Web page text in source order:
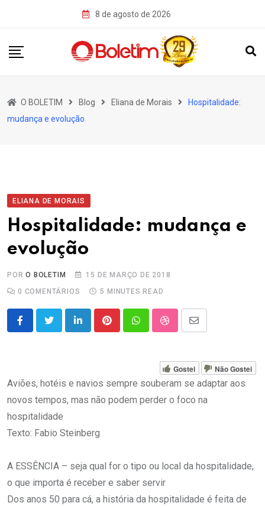
8 de agosto de 2026
O BOLETIM Blog Eliana de Morais
Hospitalidade:
mudança e evolução
ELIANA DE MORAIS
Hospitalidade: mudança e
evolução
PORO BOLETIM
15 DE MARÇO DE 2018
0 COMENTÁRIOS 5 MINUTES READ
LinkedInPinterestWhatsappStumbleUpon
Share
Email
Gostei Não Gostei
Aviões, hotéis e navios sempre souberam se adaptar aos
novos tempos, mas não podem perder o foco na
hospitalidade
Texto: Fabio Steinberg
A ESSÊNCIA – seja qual for o tipo ou local da hospitalidade,
o que importa é receber e saber servir
Dos anos 50 para cá, a história da hospitalidade é feita de